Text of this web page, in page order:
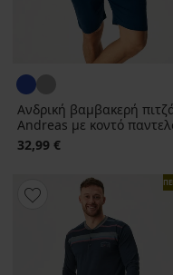
Ανδρική βαμβακερή
Andreas με κοντό
32,99 €